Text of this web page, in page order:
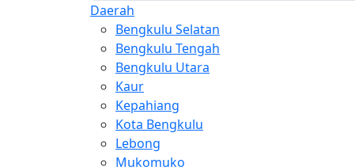
Daerah
Bengkulu Selatan
Bengkulu Tengah
Bengkulu Utara
Kaur
Kepahiang
Kota Bengkulu
Lebong
Mukomuko